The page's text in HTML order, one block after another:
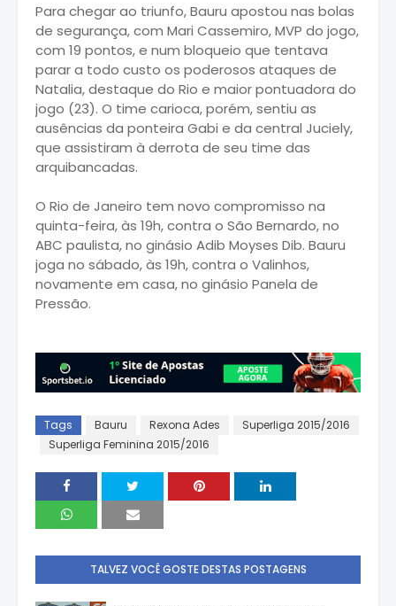
Para chegar ao triunfo, Bauru apostou nas bolas
de segurança, com Mari Cassemiro, MVP do jogo,
com 19 pontos, e num bloqueio que tentava
parar a todo custo os poderosos ataques de
Natalia, destaque do Rio e maior pontuadora do
jogo (23). O time carioca, porém, sentiu as
ausências da ponteira Gabi e da central Juciely,
que assistiram à derrota de seu time das
arquibancadas.
O Rio de Janeiro tem novo compromisso na
quinta-feira, às 19h, contra o São Bernardo, no
ABC paulista, no ginásio Adib Moyses Dib. Bauru
joga no sábado, às 19h, contra o Valinhos,
novamente em casa, no ginásio Panela de
Pressão.
Tags Bauru Rexona Ades
Superliga 2015/2016
Superliga Feminina 2015/2016
TALVEZ VOCÊ GOSTE DESTAS POSTAGENS